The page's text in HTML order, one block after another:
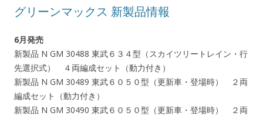
グリーンマックス 新製品情報
6月発売
新製品 N GM 30488 東武６３４型（スカイツリートレイン・行
先選択式） ４両編成セット（動力付き）
新製品 N GM 30489 東武６０５０型（更新車・登場時） ２両
編成セット（動力付き）
新製品 N GM 30490 東武６０５０型（更新車・登場時） ２両